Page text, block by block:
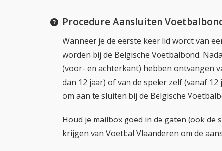
Procedure Aansluiten
Wanneer je de eerste keer lid wordt van
worden bij de Belgische Voetbalbond.
(voor- en achterkant) hebben ontvangen
dan 12 jaar) of van de speler zelf (vanaf
om aan te sluiten bij de Belgische
Houd je mailbox goed in de gaten (ook de
krijgen van Voetbal Vlaanderen om de